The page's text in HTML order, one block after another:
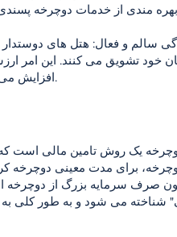
بهره مندی از خدمات دوچرخه
خود تشویق می کنند. این امر
افزایش می دهد و رضایت کلی هتل را افزایش می دهد.
یک روش تامین مالی است
برای مدت معینی دوچرخه
صرف سرمایه بزرگ از دوچرخه
شناخته می شود و به طور کلی